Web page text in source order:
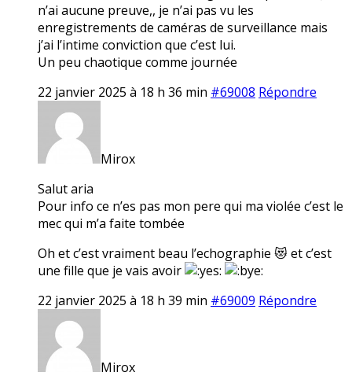
n’ai aucune preuve,, je n’ai pas vu les
enregistrements de caméras de surveillance mais
j’ai l’intime conviction que c’est lui.
Un peu chaotique comme journée
22 janvier 2025 à 18 h 36 min #69008 Répondre
Mirox
Salut aria
Pour info ce n’es pas mon pere qui ma violée c’est le
mec qui m’a faite tombée
Oh et c’est vraiment beau l’echographie 😻 et c’est
une fille que je vais avoir
22 janvier 2025 à 18 h 39 min #69009 Répondre
Mirox